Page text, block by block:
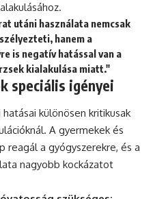
utáni használata nemcsak
hanem a
is negatív hatással van a
kialakulása miatt."
speciális igényei
különösen kritikusak
A gyermekek és
reagál a gyógyszerekre, és a
nagyobb kockázatot